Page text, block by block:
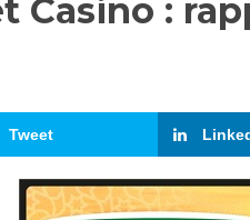
Casino :
Tweet